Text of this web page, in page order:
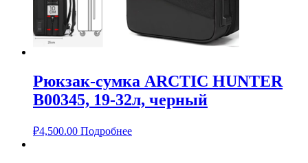
Рюкзак-сумка ARCTIC HUNTER
B00345, 19-32л, черный
₽4,500.00 Подробнее